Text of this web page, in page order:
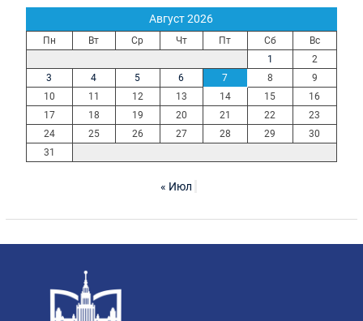
Август 2026
Пн Вт Ср Чт Пт Сб
Вс
1
2
3
4 5 6 7 8
9
10
11 12 13 14 15
16
17
18 19 20 21 22
23
24
25 26 27 28 29
30
31
« Июл